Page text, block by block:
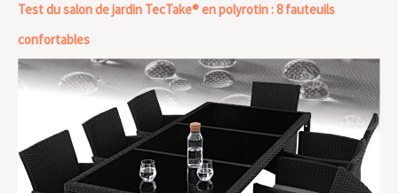
Test du salon de jardin TecTake® en polyrotin : 8 fauteuils
confortables